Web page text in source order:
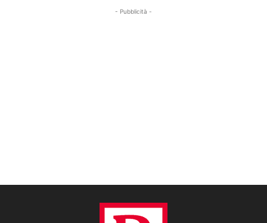
- Pubblicità -